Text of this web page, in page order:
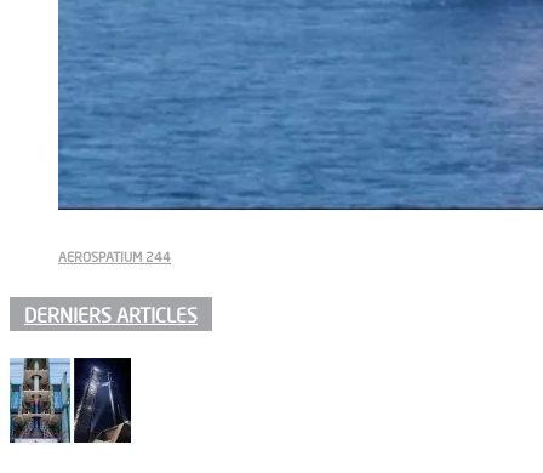
AEROSPATIUM 244
DERNIERS ARTICLES